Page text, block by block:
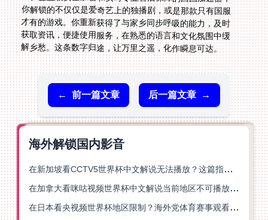
解乡愁。这条数字归途，让万里之遥，化作瞬息可达。
← 前一篇文章 后一篇文章 →
海外解锁国内影音
在新加坡看CCTV5世界杯中文解说无法播放？这篇指南帮你解锁海外体育直播自由
在加拿大看咪咕视频世界杯中文解说当前地区不可播放？这篇指南帮你一键解决
在日本看央视频世界杯地区限制？海外党体育赛事观看终极指南